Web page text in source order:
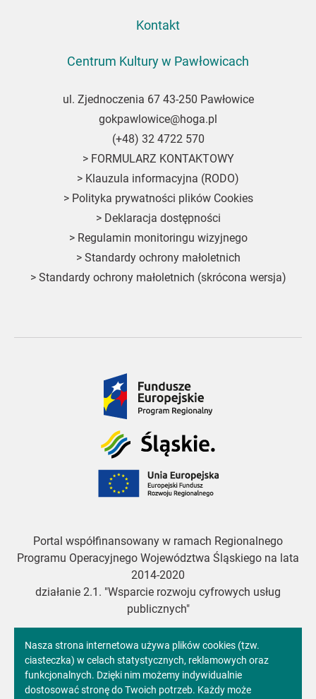
Kontakt
Centrum Kultury w Pawłowicach
ul. Zjednoczenia 67 43-250 Pawłowice
gokpawlowice@hoga.pl
(+48) 32 4722 570
> FORMULARZ KONTAKTOWY
> Klauzula informacyjna (RODO)
> Polityka prywatności plików Cookies
> Deklaracja dostępności
> Regulamin monitoringu wizyjnego
>Standardy ochrony małoletnich
> Standardy ochrony małoletnich (skrócona wersja)
Fundusze
Europejskie
Śląskie
Unia
Europejska
Portal współfinansowany w ramach Regionalnego
Programu Operacyjnego Województwa Śląskiego na lata
2014-2020
działanie 2.1. "Wsparcie rozwoju cyfrowych usług
publicznych"
Copyright 2024. All rights reserved.
Informacja
o
Nasza strona internetowa używa plików cookies (tzw.
ciasteczka) w celach statystycznych, reklamowych oraz
funkcjonalnych. Dzięki nim możemy indywidualnie
dostosować stronę do Twoich potrzeb. Każdy może